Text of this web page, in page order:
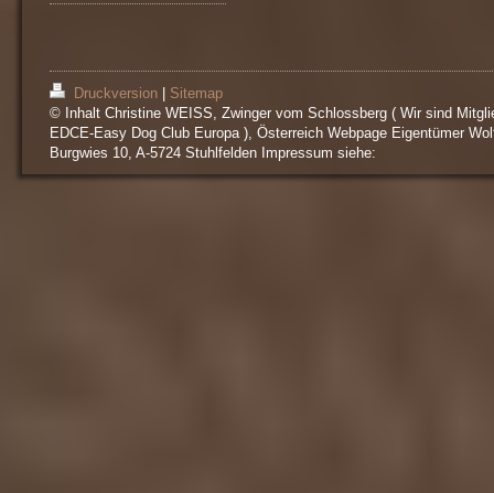
Druckversion
Sitemap
© Inhalt Christine WEISS, Zwinger vom Schlossberg ( Wir sind
EDCE-Easy Dog Club Europa ), Österreich Webpage Eigentümer
Burgwies 10, A-5724 Stuhlfelden Impressum siehe: